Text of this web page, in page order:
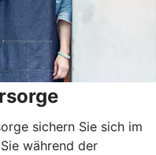
sichern Sie sich im
während der